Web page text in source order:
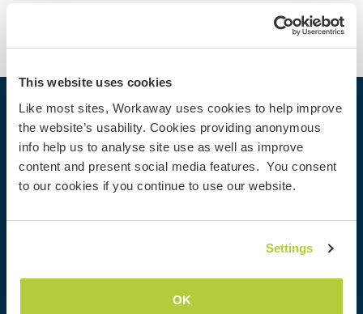
This website uses cookies
Like most sites, Workaway uses cookies to help improve
the website’s usability. Cookies providing anonymous
info help us to analyse site use as well as improve
content and present social media features. You consent
to our cookies if you continue to use our website.
Settings
OK
Trouver un hôte
Informations pour les hôtes
Informations pour les workawayers
Réductions et partenaires